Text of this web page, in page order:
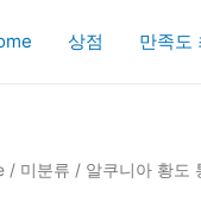
상점 만족도
/ 미분류 / 알쿠니아 황도